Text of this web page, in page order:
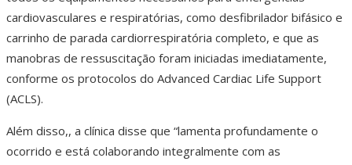
cardiovasculares e respiratórias, como desfibrilador bifásico e
carrinho de parada cardiorrespiratória completo, e que as
manobras de ressuscitação foram iniciadas imediatamente,
conforme os protocolos do Advanced Cardiac Life Support
(ACLS).
Além disso,, a clínica disse que “lamenta profundamente o
ocorrido e está colaborando integralmente com as